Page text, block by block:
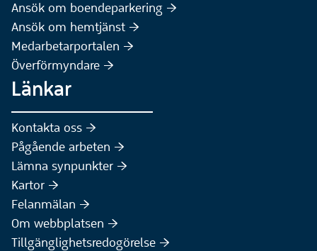
Ansök om boendeparkering :höger:
Ansök om hemtjänst :höger:
Medarbetarportalen :höger:
Överförmyndare :höger:
Länkar
Kontakta oss :höger:
Pågående arbeten :höger:
Lämna synpunkter :höger:
Kartor :höger:
Felanmälan :höger:
Om webbplatsen :höger:
Tillgänglighetsredogörelse :höger: